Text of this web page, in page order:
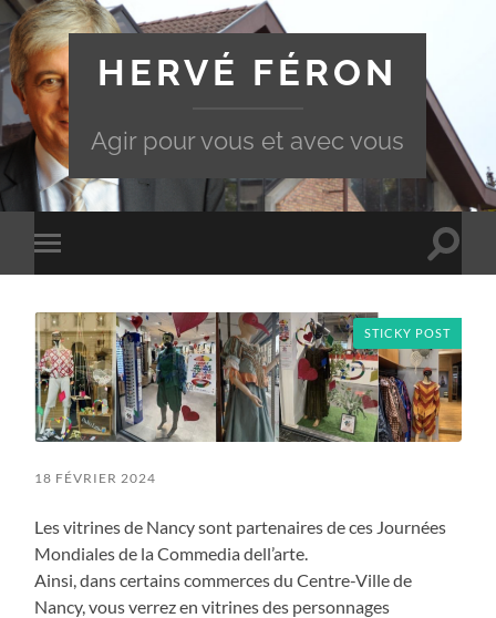
HERVÉ FÉRON
Agir pour vous et avec vous
Toggle
mobile
Toggle
STICKY POST
18 FÉVRIER 2024
Les vitrines de Nancy sont partenaires de ces Journées
Mondiales de la Commedia dell’arte.
Ainsi, dans certains commerces du Centre-Ville de
Nancy, vous verrez en vitrines des personnages